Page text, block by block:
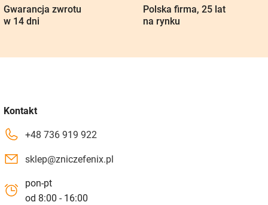
Gwarancja zwrotu
w 14 dni
Polska firma, 25 lat
na rynku
Kontakt
+48 736 919 922
sklep@zniczefenix.pl
pon-pt
od 8:00 - 16:00